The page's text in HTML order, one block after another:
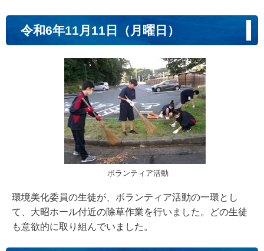
令和6年11月11日（月曜日）
ボランティア活動
環境美化委員の生徒が、ボランティア活動の一環とし
て、大昭ホール付近の除草作業を行いました。どの生徒
も意欲的に取り組んでいました。